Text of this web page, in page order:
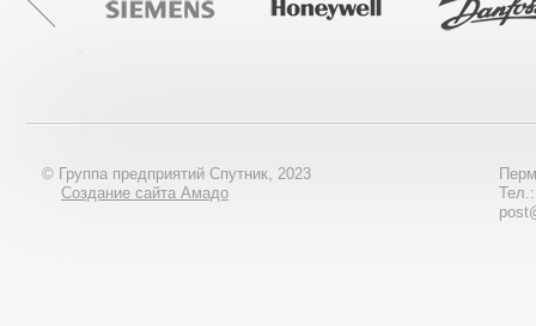
© Группа предприятий Спутник, 2023
Создание сайта Амадо